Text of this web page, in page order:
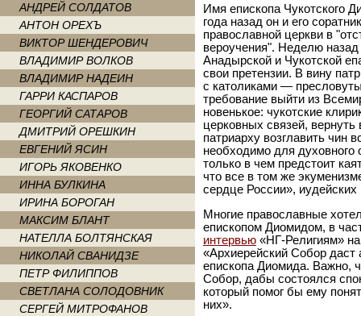
АНДРЕЙ СОЛДАТОВ
АНТОН ОРЕХЪ
ВИКТОР ШЕНДЕРОВИЧ
ВЛАДИМИР ВОЛКОВ
ВЛАДИМИР НАДЕИН
ГАРРИ КАСПАРОВ
ГЕОРГИЙ САТАРОВ
ДМИТРИЙ ОРЕШКИН
ЕВГЕНИЙ ЯСИН
ИГОРЬ ЯКОВЕНКО
ИННА БУЛКИНА
ИРИНА БОРОГАН
МАКСИМ БЛАНТ
НАТЕЛЛА БОЛТЯНСКАЯ
НИКОЛАЙ СВАНИДЗЕ
ПЕТР ФИЛИППОВ
СВЕТЛАНА СОЛОДОВНИК
СЕРГЕЙ МИТРОФАНОВ
Имя епископа Чукотского
года назад он и его
православной церкви в
вероучения". Неделю назад
Анадырской и Чукотской
свои претензии. В вину
с католиками —
требование выйти из
новенькое: чукотские
церковных связей,
патриарху возглавить чин
необходимо для духовного
только в чем предстоит
что все в том же
сердце России», иудейских
Многие православные
епископом Диомидом, в
интервью «НГ-Религиям»
«Архиерейский Собор
епископа Диомида. Важно,
Собор, дабы состоялся
который помог бы ему
них».